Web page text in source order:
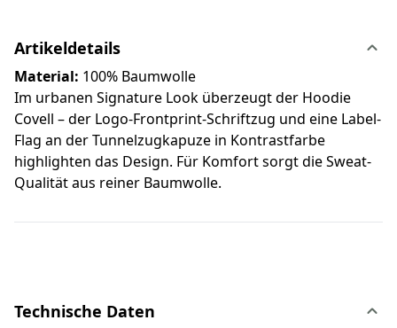
Artikeldetails
Material: 100% Baumwolle
Im urbanen Signature Look überzeugt der Hoodie
Covell – der Logo-Frontprint-Schriftzug und eine Label-
Flag an der Tunnelzugkapuze in Kontrastfarbe
highlighten das Design. Für Komfort sorgt die Sweat-
Qualität aus reiner Baumwolle.
Technische Daten